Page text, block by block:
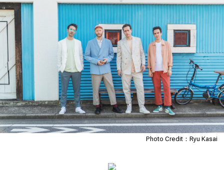
Photo Credit：Ryu Kasai